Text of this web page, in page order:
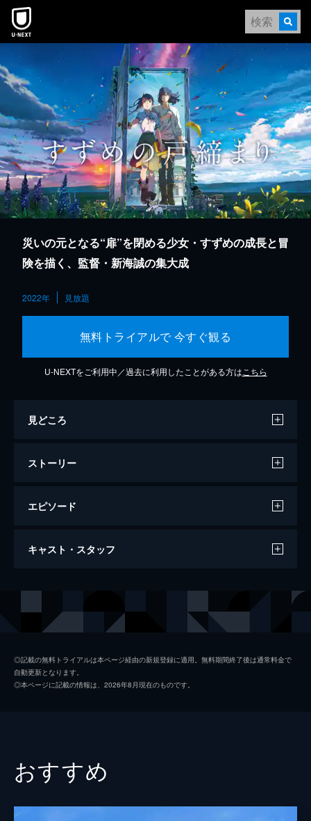
本文へスキップ
災いの元となる“扉”を閉める少女・すずめの成長と冒
険を描く、監督・新海誠の集大成
2022年 見放題
無料トライアルで 今すぐ観る
U-NEXTをご利用中／過去に利用したことがある方は こちら
見どころ
ストーリー
エピソード
すずめの戸締まり
キャスト・スタッフ
宗像草太 松村北斗
宗像羊朗 松本白鸚
◎記載の無料トライアルは本ページ経由の新規登録に適用。無料期間終了後は通常料金で
自動更新となります。
◎本ページに記載の情報は、2026年8月現在のものです。
おすすめ